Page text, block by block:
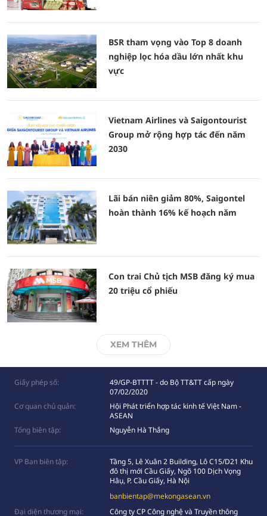
BSR tham vọng vào Top 8 doanh
nghiệp lọc hóa dầu lớn nhất khu
vực
Vietnam Airlines và Saigontourist
Group mở rộng hợp tác đến năm
2030
Lãi bán niên giảm 80%, Saigontel
hoàn thành 16% kế hoạch năm
Con trai Chủ tịch MSB đăng ký mua
20 triệu cổ phiếu
XEM THÊM
Giấy phép số:
49/GP-BTTTT - do Bộ TT&TT cấp ngày
07/02/2020
Cơ quan chủ quản:
Hội Phát triển hợp tác kinh tế Việt Nam -
ASEAN
Tổng biên tập:
Nguyễn Hà Thắng
VP Ban biên tập:
Tầng 5, Lê Xuân 2 Building, Lô C15/D21 Khu
đô thị mới Cầu Giấy, Ngõ 100 Dịch Vọng
Hâụ, P. Cầu Giấy, Hà Nội
banbientap@mekongasean.vn
Đại diện thương mại:
Công ty CP Công nghệ và Truyền thông